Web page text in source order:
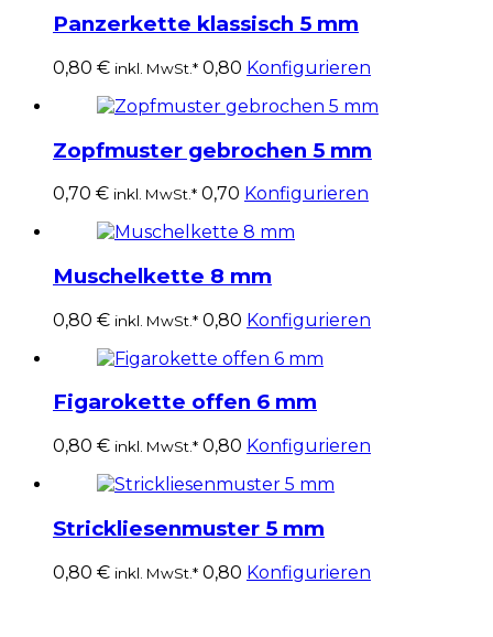
Panzerkette klassisch 5 mm
0,80 € inkl. MwSt.* 0,80 Konfigurieren
Zopfmuster gebrochen 5 mm
0,70 € inkl. MwSt.* 0,70 Konfigurieren
Muschelkette 8 mm
0,80 € inkl. MwSt.* 0,80 Konfigurieren
Figarokette offen 6 mm
0,80 € inkl. MwSt.* 0,80 Konfigurieren
Strickliesenmuster 5 mm
0,80 € inkl. MwSt.* 0,80 Konfigurieren